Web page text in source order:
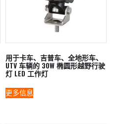
用于卡车、吉普车、全地形车、
UTV 车辆的 30W 椭圆形越野行驶
灯 LED 工作灯
更多信息